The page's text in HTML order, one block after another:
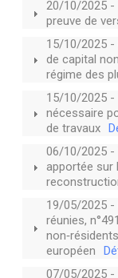
20/10/2025 -
preuve de
15/10/2025 -
de capital
régime des
15/10/2025 -
nécessaire
de travaux
06/10/2025 -
apportée sur
19/05/2025 -
réunies,
européen
07/05/2025 -